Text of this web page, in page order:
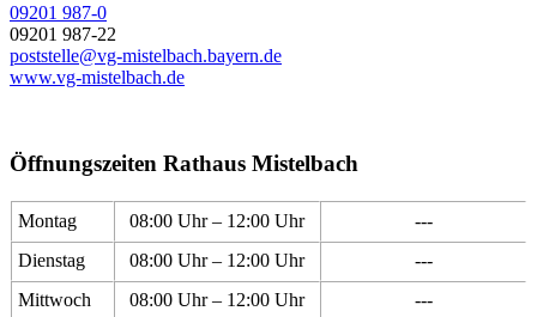
09201 987-0
09201 987-22
poststelle@vg-mistelbach.bayern.de
www.vg-mistelbach.de
Öffnungszeiten Rathaus Mistelbach
Montag 08:00 Uhr – 12:00 Uhr
---
Dienstag
08:00 Uhr – 12:00 Uhr
---
Mittwoch
08:00 Uhr – 12:00 Uhr
---